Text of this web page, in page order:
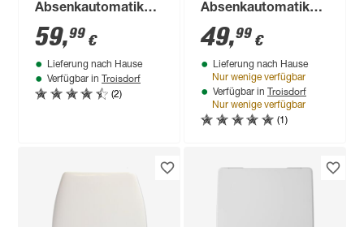
Absenkautomatik
weiß Holzkern
59,99 €
Lieferung nach Hause
Verfügbar in Troisdorf
(2)
Absenkautomatik
schwarz Holzkern
49,99 €
Lieferung nach Hause
Nur wenige verfügbar
Verfügbar in Troisdorf
Nur wenige verfügbar
(1)